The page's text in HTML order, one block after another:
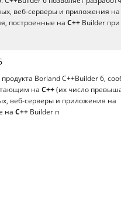
веб-серверы и приложения на
построенные на C++ Builder при
Borland C++Builder 6,
на C++ (их число
веб-серверы и приложения на
на C++ Builder п